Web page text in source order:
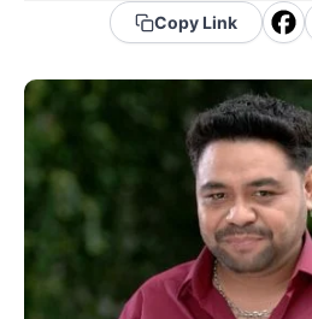
Copy Link
F
c
e
b
o
o
k